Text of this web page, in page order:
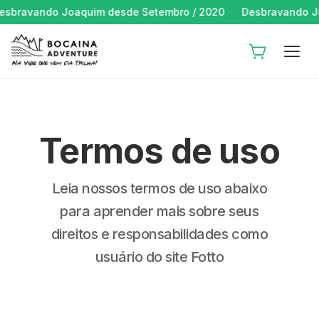
Joaquim desde Setembro / 2020 Desbravando
Termos de uso
Leia nossos termos de uso abaixo
para aprender mais sobre seus
direitos e responsabilidades como
usuário do site Fotto